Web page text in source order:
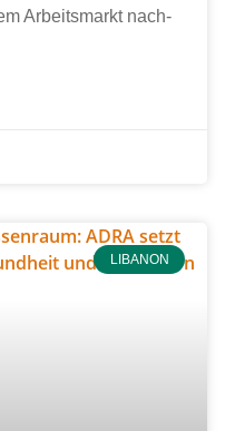
Arbeitsmarkt nach­
LIBANON